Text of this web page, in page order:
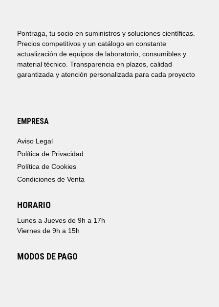
Pontraga, tu socio en suministros y soluciones científicas.
Precios competitivos y un catálogo en constante
actualización de equipos de laboratorio, consumibles y
material técnico. Transparencia en plazos, calidad
garantizada y atención personalizada para cada proyecto
EMPRESA
Aviso Legal
Política de Privacidad
Política de Cookies
Condiciones de Venta
HORARIO
Lunes a Jueves de 9h a 17h
Viernes de 9h a 15h
MODOS DE PAGO